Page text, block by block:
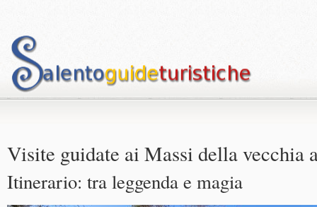
Visite guidate ai Massi della vecchia
Itinerario: tra leggenda e magia